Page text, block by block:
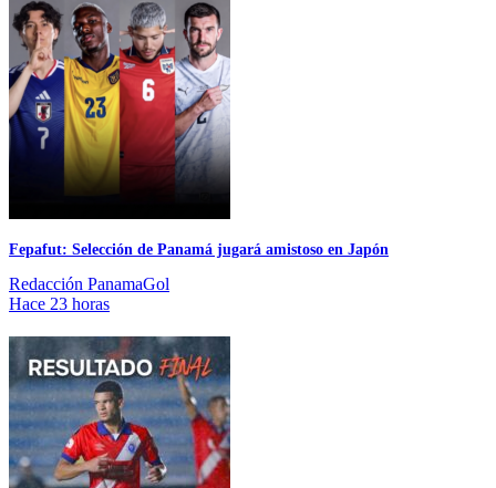
Fepafut: Selección de Panamá jugará amistoso en Japón
Redacción PanamaGol
Hace 23 horas